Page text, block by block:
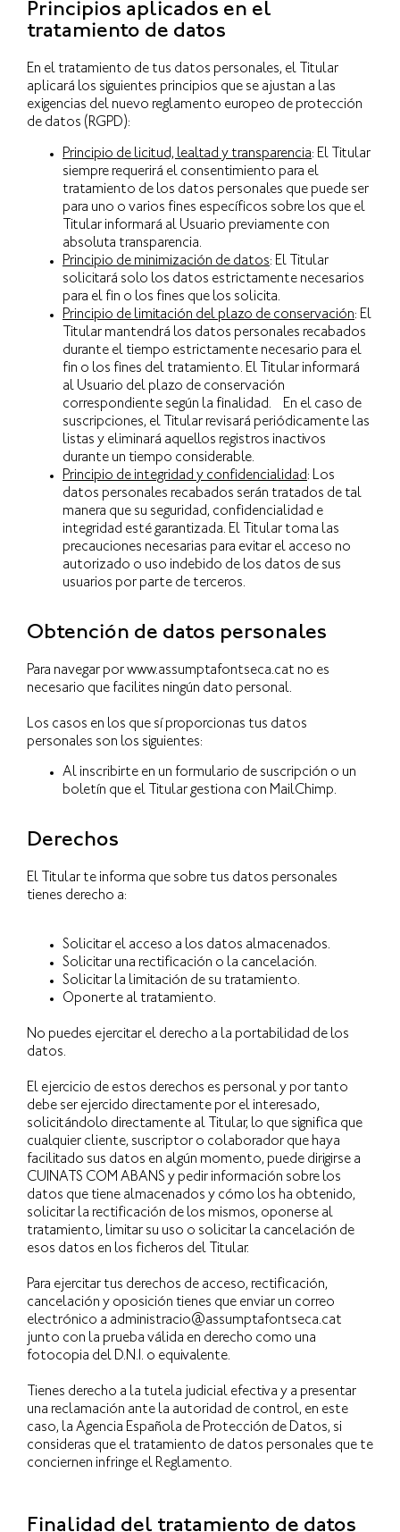
Principios aplicados en el
tratamiento de datos
En el tratamiento de tus datos personales, el Titular
aplicará los siguientes principios que se ajustan a las
exigencias del nuevo reglamento europeo de protección
de datos (RGPD):
Principio de licitud, lealtad y transparencia: El Titular
siempre requerirá el consentimiento para el
tratamiento de los datos personales que puede ser
para uno o varios fines específicos sobre los que el
Titular informará al Usuario previamente con
absoluta transparencia.
Principio de minimización de datos: El Titular
solicitará solo los datos estrictamente necesarios
para el fin o los fines que los solicita.
Principio de limitación del plazo de conservación: El
Titular mantendrá los datos personales recabados
durante el tiempo estrictamente necesario para el
fin o los fines del tratamiento. El Titular informará
al Usuario del plazo de conservación
correspondiente según la finalidad. En el caso de
suscripciones, el Titular revisará periódicamente las
listas y eliminará aquellos registros inactivos
durante un tiempo considerable.
Principio de integridad y confidencialidad : Los
datos personales recabados serán tratados de tal
manera que su seguridad, confidencialidad e
integridad esté garantizada. El Titular toma las
precauciones necesarias para evitar el acceso no
autorizado o uso indebido de los datos de sus
usuarios por parte de terceros.
Obtención de datos personales
Para navegar por www.assumptafontseca.cat no es
necesario que facilites ningún dato personal.
Los casos en los que sí proporcionas tus datos
personales son los siguientes:
Al inscribirte en un formulario de suscripción o un
boletín que el Titular gestiona con MailChimp.
Derechos
El Titular te informa que sobre tus datos personales
tienes derecho a:
Solicitar el acceso a los datos almacenados.
Solicitar una rectificación o la cancelación.
Solicitar la limitación de su tratamiento.
Oponerte al tratamiento.
No puedes ejercitar el derecho a la portabilidad de los
datos.
El ejercicio de estos derechos es personal y por tanto
debe ser ejercido directamente por el interesado,
solicitándolo directamente al Titular, lo que significa que
cualquier cliente, suscriptor o colaborador que haya
facilitado sus datos en algún momento, puede dirigirse a
CUINATS COM ABANS y pedir información sobre los
datos que tiene almacenados y cómo los ha obtenido,
solicitar la rectificación de los mismos, oponerse al
tratamiento, limitar su uso o solicitar la cancelación de
esos datos en los ficheros del Titular.
Para ejercitar tus derechos de acceso, rectificación,
cancelación y oposición tienes que enviar un correo
electrónico a administracio@assumptafontseca.cat
junto con la prueba válida en derecho como una
fotocopia del D.N.I. o equivalente.
Tienes derecho a la tutela judicial efectiva y a presentar
una reclamación ante la autoridad de control, en este
caso, la Agencia Española de Protección de Datos, si
consideras que el tratamiento de datos personales que te
conciernen infringe el Reglamento.
Finalidad del tratamiento de datos